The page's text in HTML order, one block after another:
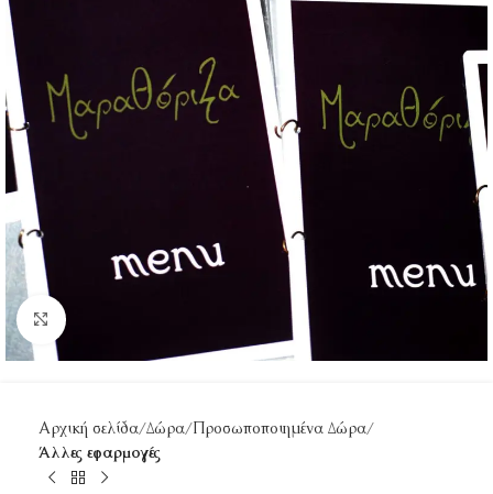
Κάντε κλικ για μεγέθυνση
Αρχική σελίδα Δώρα Προσωποποιημένα Δώρα
Άλλες εφαρμογές